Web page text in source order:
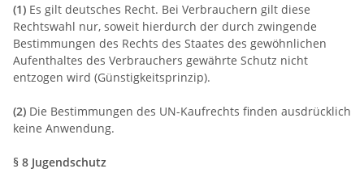
(1) Es gilt deutsches Recht. Bei Verbrauchern gilt diese
Rechtswahl nur, soweit hierdurch der durch zwingende
Bestimmungen des Rechts des Staates des gewöhnlichen
Aufenthaltes des Verbrauchers gewährte Schutz nicht
entzogen wird (Günstigkeitsprinzip).
(2) Die Bestimmungen des UN-Kaufrechts finden ausdrücklich
keine Anwendung.
§ 8 Jugendschutz